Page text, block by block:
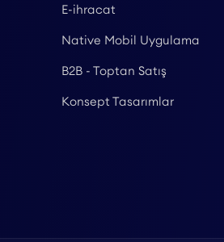
E-ihracat
Native Mobil Uygulama
B2B - Toptan Satış
Konsept Tasarımlar